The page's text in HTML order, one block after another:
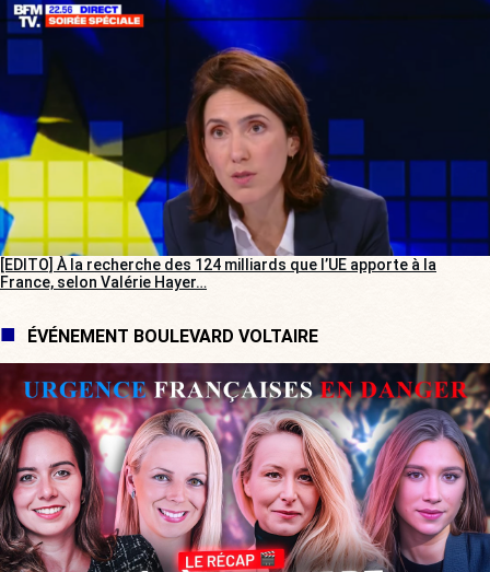
[EDITO] À la recherche des 124 milliards que l’UE apporte à la
France, selon Valérie Hayer…
ÉVÉNEMENT BOULEVARD VOLTAIRE